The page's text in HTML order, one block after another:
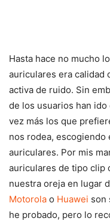
Hasta hace no mucho
auriculares era calidad
activa de ruido. Sin
de los usuarios han
vez más los que
nos rodea, escogiendo
auriculares. Por mis
auriculares de tipo clip
nuestra oreja en lugar
Motorola o Huawei son
he probado, pero lo